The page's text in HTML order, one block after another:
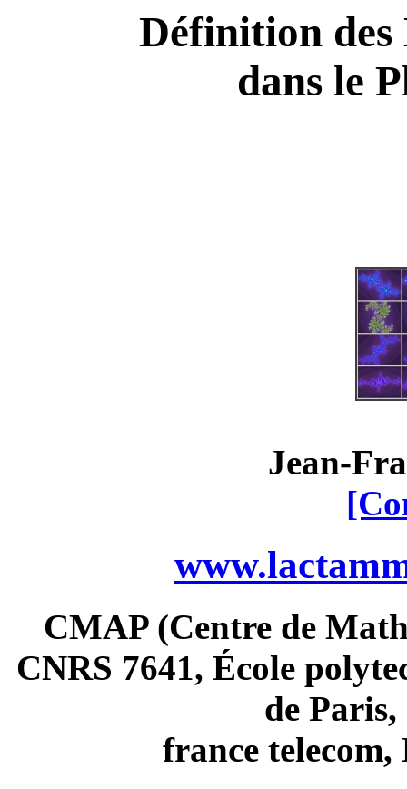
Définition des
dans le
Jean-
CMAP (Centre de
CNRS 7641, École
de
france telecom,